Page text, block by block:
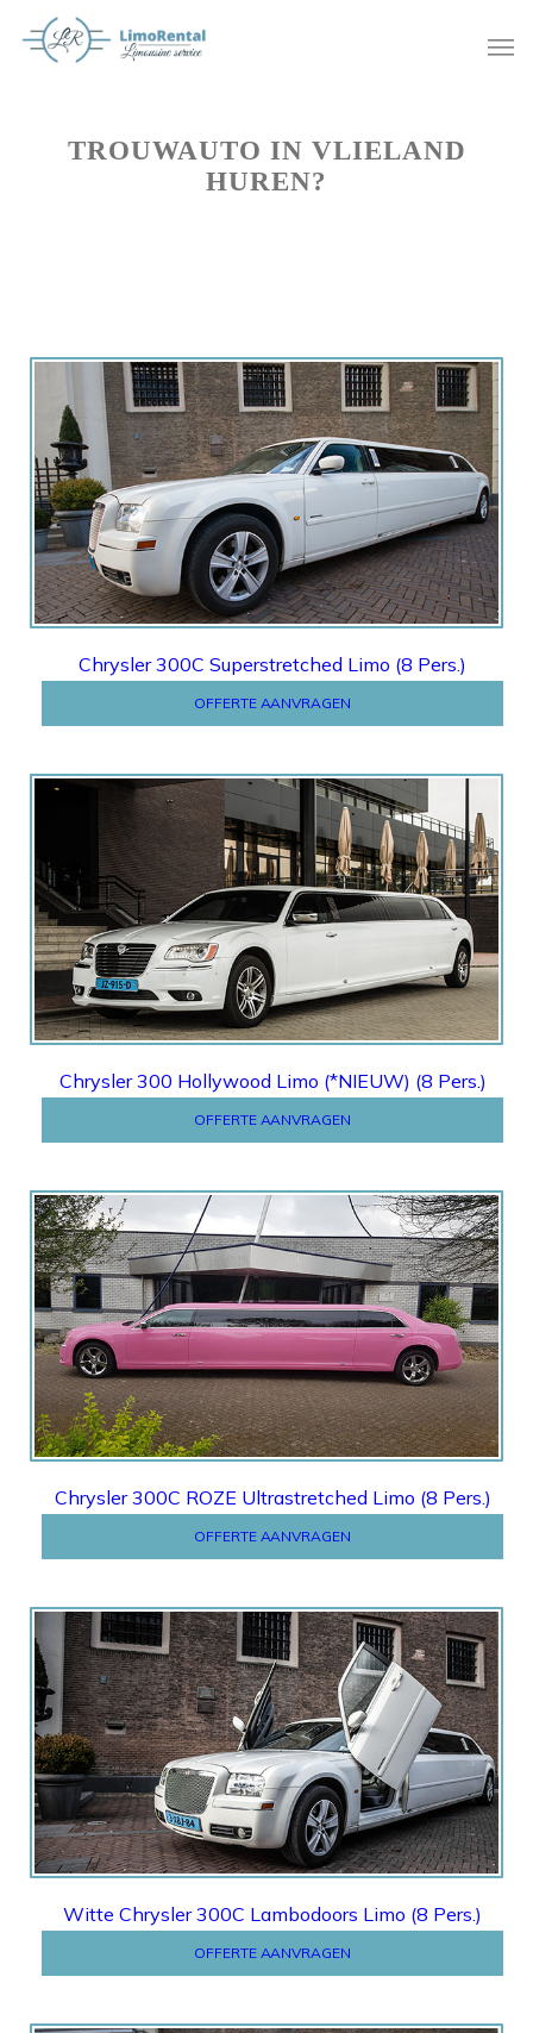
TROUWAUTO IN VLIELAND
HUREN?
Offerte
Chrysler 300C Superstretched Limo (8 Pers.)
OFFERTE AANVRAGEN
Offerte
Chrysler 300 Hollywood Limo (*NIEUW) (8 Pers.)
OFFERTE AANVRAGEN
OFFERTE
Chrysler 300C ROZE Ultrastretched Limo (8 Pers.)
OFFERTE AANVRAGEN
Offerte
Witte Chrysler 300C Lambodoors Limo (8 Pers.)
OFFERTE AANVRAGEN